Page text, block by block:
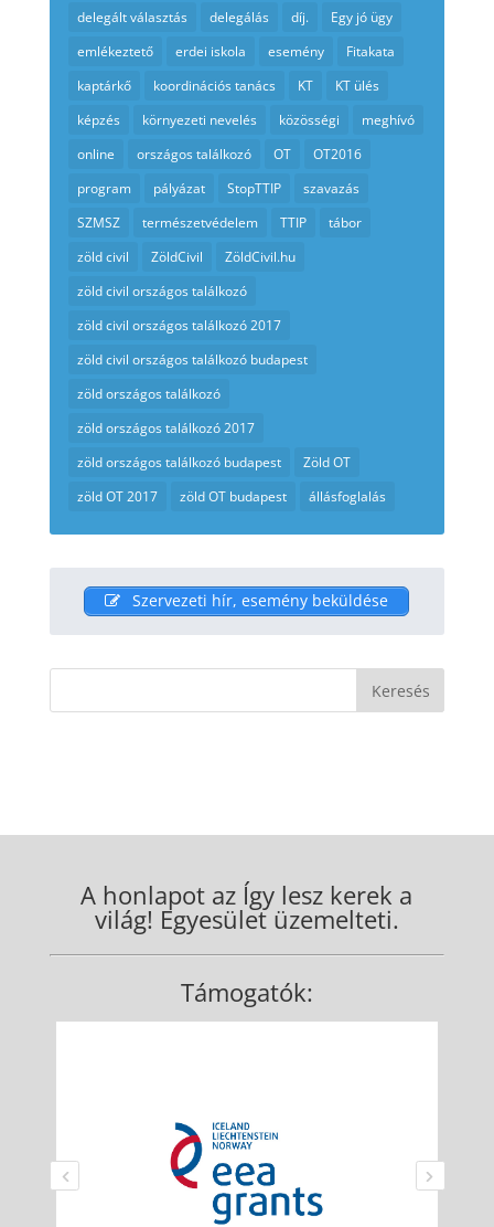
delegált választás
delegálás díj.
Egy jó ügy
emlékeztető
erdei iskola esemény
Fitakata
kaptárkő
koordinációs tanács KT
KT ülés
képzés
környezeti nevelés közösségi
meghívó
online
országos találkozó OT
OT2016
program
pályázat StopTTIP
szavazás
SZMSZ
természetvédelem TTIP
tábor
zöld civil
ZöldCivil
ZöldCivil.hu
zöld civil országos találkozó
zöld civil országos találkozó 2017
zöld civil országos találkozó budapest
zöld országos találkozó
zöld országos találkozó 2017
zöld országos találkozó budapest
Zöld OT
zöld OT 2017
zöld OT budapest állásfoglalás
Szervezeti hír, esemény beküldése
A honlapot az Így lesz kerek a
világ! Egyesület üzemelteti.
Támogatók: